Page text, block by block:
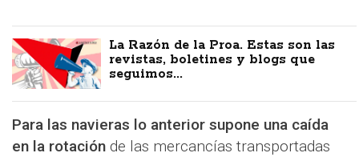
La Razón de la Proa. Estas son las
revistas, boletines y blogs que
seguimos...
Para las navieras lo anterior supone una caída
en la rotación de las mercancías transportadas